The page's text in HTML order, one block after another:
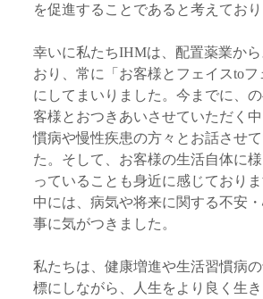
を促進することであると考えており
幸いに私たちIHMは、配置薬業か
おり、常に「お客様とフェイスtoフ
にしてまいりました。今までに、
客様とおつきあいさせていただく
慣病や慢性疾患の方々とお話させ
た。そして、お客様の生活自体に
っていることも身近に感じており
中には、病気や将来に関する不安
事に気がつきました。
私たちは、健康増進や生活習慣病
標にしながら、人生をより良く生